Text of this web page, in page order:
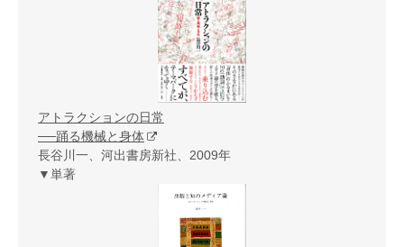
アトラクションの日常
──踊る機械と身体
長谷川一、河出書房新社、2009年
▼単著